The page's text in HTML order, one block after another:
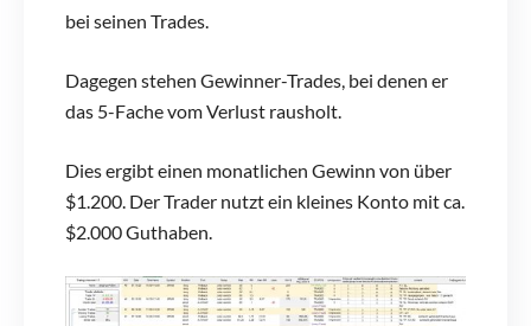
bei seinen Trades.
Dagegen stehen Gewinner-Trades, bei denen er
das 5-Fache vom Verlust rausholt.
Dies ergibt einen monatlichen Gewinn von über
$1.200. Der Trader nutzt ein kleines Konto mit ca.
$2.000 Guthaben.